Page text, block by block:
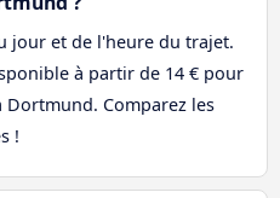
jour et de l'heure du trajet.
à partir de 14 € pour
Comparez les
!